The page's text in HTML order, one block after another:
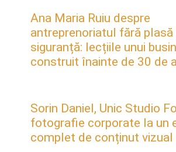
Ana Maria Ruiu despre
antreprenoriatul fără plasă
siguranță: lecțiile unui
construit înainte de 30 de
Sorin Daniel, Unic Studio
fotografie corporate la un
complet de conținut vizual